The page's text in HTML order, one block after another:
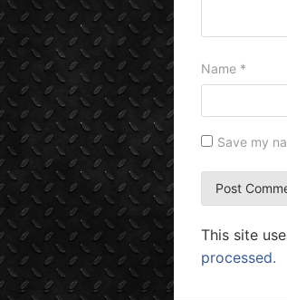
Name *
Save my
This site
processed.